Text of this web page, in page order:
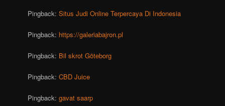
Pingback:Situs Judi Online Terpercaya Di Indonesia
Pingback: https://galeriabajron.pl
Pingback: Bil skrot Göteborg
Pingback:CBD Juice
Pingback:gavat saarp